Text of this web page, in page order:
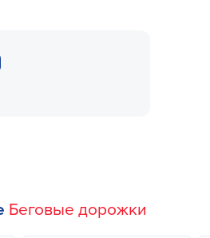
Беговые дорожки